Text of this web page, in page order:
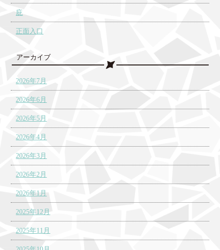
庇
正面入口
アーカイブ
2026年7月
2026年6月
2026年5月
2026年4月
2026年3月
2026年2月
2026年1月
2025年12月
2025年11月